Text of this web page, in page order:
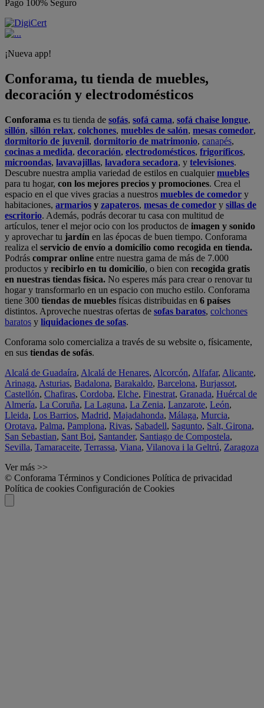
Pago 100% Seguro
¡Nueva app!
Conforama, tu tienda de muebles,
decoración y electrodomésticos
Conforama es tu tienda de sofás, sofá cama, sofá chaise longue,
sillón, sillón relax, colchones, muebles de salón, mesas comedor,
dormitorio de juvenil, dormitorio de matrimonio, canapés,
cocinas a medida, decoración, electrodomésticos, frigoríficos,
microondas, lavavajillas, lavadora secadora, y televisiones.
Descubre nuestra amplia variedad de estilos en cualquiermuebles
para tu hogar, con los mejores precios y promociones. Crea el
espacio en el que vives gracias a nuestros muebles de comedor y
habitaciones, armarios y zapateros, mesas de comedor y sillas de
escritorio. Además, podrás decorar tu casa con multitud de
artículos, tener el mejor ocio con los productos de imagen y sonido
y aprovechar tu jardín en las épocas de buen tiempo. Conforama
realiza el servicio de envío a domicilio como recogida en tienda.
Podrás comprar online entre nuestra gama de más de 7.000
productos y recibirlo en tu domicilio, o bien con recogida gratis
en nuestras tiendas física. No esperes más para crear o renovar tu
hogar y transformarlo en un espacio con mucho estilo. Conforama
tiene 300 tiendas de muebles físicas distribuidas en 6 países
distintos. Aproveche nuestras ofertas de sofas baratos, colchones
baratos y liquidaciones de sofas.
Conforama solo comercializa a través de su website o, físicamente,
en sus tiendas de sofás.
Alcalá de Guadaíra, Alcalá de Henares, Alcorcón, Alfafar, Alicante,
Arinaga, Asturias, Badalona, Barakaldo, Barcelona, Burjassot,
Castellón, Chafiras, Cordoba, Elche, Finestrat, Granada, Huércal de
Almería, La Coruña, La Laguna, La Zenia, Lanzarote, León,
Lleida, Los Barrios, Madrid, Majadahonda, Málaga, Murcia,
Orotava, Palma, Pamplona, Rivas, Sabadell, Sagunto, Salt, Girona,
San Sebastian, Sant Boi, Santander, Santiago de Compostela,
Sevilla, Tamaraceite, Terrassa, Viana, Vilanova i la Geltrú, Zaragoza
Ver más >>
© Conforama Términos y Condiciones Política de privacidad
Política de cookies Configuración de Cookies